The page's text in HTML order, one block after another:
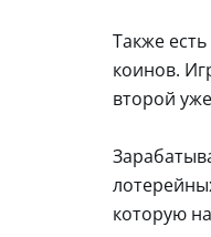
Также
коинов.
второй
которую